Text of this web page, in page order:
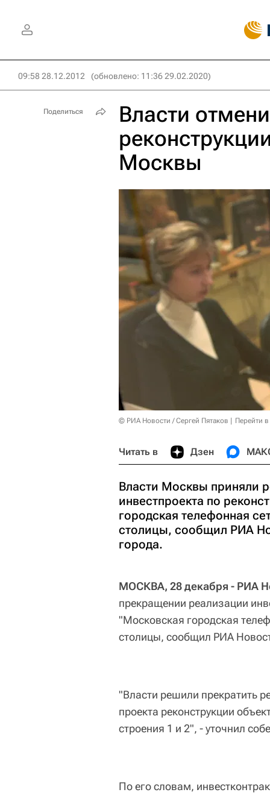
09:58 28.12.2012 (обновлено: 11:36 29.02.2020)
Власти
Москвы
© РИА Новости / Сергей Пятаков Перейти
Читать в Дзен
Власти Москвы приняли
инвестпроекта по
городская телефонная
столицы, сообщил РИА
города.
МОСКВА, 28 декабря - РИА
прекращении реализации
"Московская городская
столицы, сообщил РИА
"Власти решили прекратить
проекта реконструкции
строения 1 и 2", - уточнил
По его словам,
Поделиться